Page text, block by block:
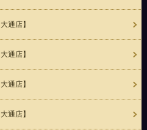
通店】
通店】
通店】
通店】